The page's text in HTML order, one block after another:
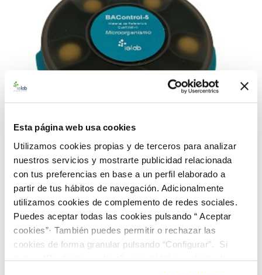
Esta página web usa cookies
Utilizamos cookies propias y de terceros para analizar
nuestros servicios y mostrarte publicidad relacionada
con tus preferencias en base a un perfil elaborado a
partir de tus hábitos de navegación. Adicionalmente
utilizamos cookies de complemento de redes sociales.
Puedes aceptar todas las cookies pulsando “ Aceptar
cookies”· También puedes permitir o rechazar las
cookies de forma granular pulsando “Configurar”. Si
pulsas “Rechazar cookies”, equivaldrá a rechazar la
990114 BAControl-5 Rango Alto L. monocytogenes
CECT 935
112,00 €
AÑADIR AL CARRITO